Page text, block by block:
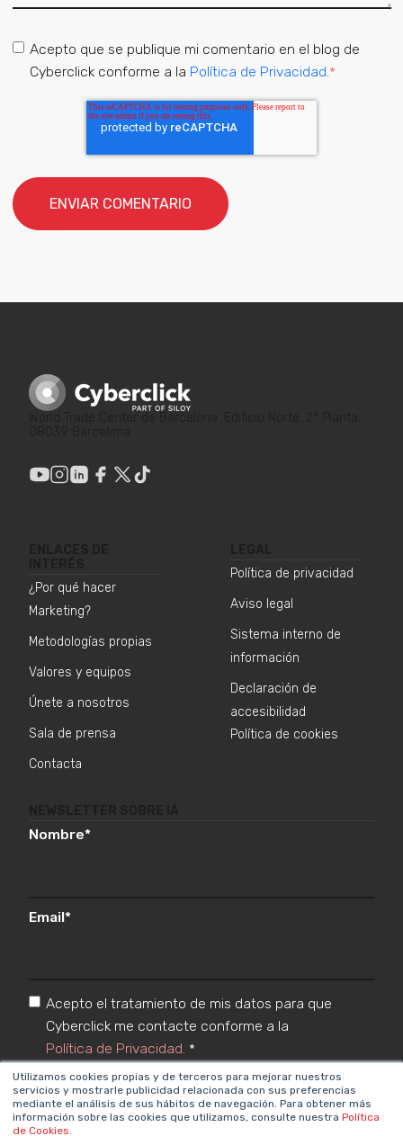
Utilizamos cookies propias y de terceros para mejorar nuestros
servicios y mostrarle publicidad relacionada con sus preferencias
mediante el análisis de sus hábitos de navegación. Para obtener más
información sobre las cookies que utilizamos, consulte nuestra Política
de Cookies.
Acepto que se publique mi comentario en el blog de
Cyberclick conforme a la Política de Privacidad.*
¿Por qué hacer
Marketing?
Metodologías propias
Valores y equipos
Únete a nosotros
Sala de prensa
Contacta
Política de privacidad
Aviso legal
Sistema interno de
información
Declaración de
accesibilidad
Política de cookies
Nombre*
Email*
Acepto el tratamiento de mis datos para que
Cyberclick me contacte conforme a la
Política de Privacidad. *